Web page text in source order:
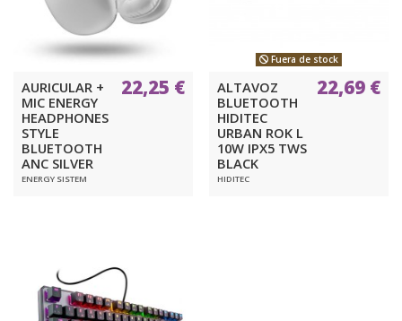
AURICULAR +
MIC ENERGY
HEADPHONES
STYLE
BLUETOOTH
ANC SILVER
ENERGY SISTEM
22,25 €
Fuera de stock
ALTAVOZ
BLUETOOTH
HIDITEC
URBAN ROK L
10W IPX5 TWS
BLACK
HIDITEC
22,69 €